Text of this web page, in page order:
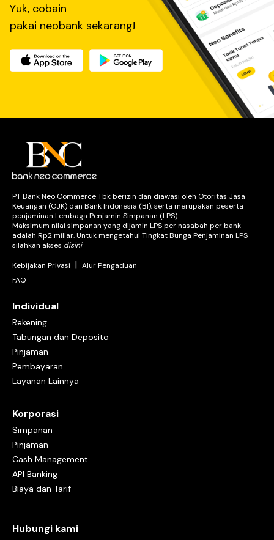
Yuk, cobain
pakai neobank sekarang!
PT Bank Neo Commerce Tbk berizin dan diawasi oleh Otoritas Jasa
Keuangan (OJK) dan Bank Indonesia (BI), serta merupakan peserta
penjaminan Lembaga Penjamin Simpanan (LPS).
Maksimum nilai simpanan yang dijamin LPS per nasabah per bank
adalah Rp2 miliar. Untuk mengetahui Tingkat Bunga Penjaminan LPS
silahkan akses disini
Kebijakan Privasi | Alur Pengaduan
FAQ
Individual
Rekening
Tabungan dan Deposito
Pinjaman
Pembayaran
Layanan Lainnya
Korporasi
Simpanan
Pinjaman
Cash Management
API Banking
Biaya dan Tarif
Hubungi kami